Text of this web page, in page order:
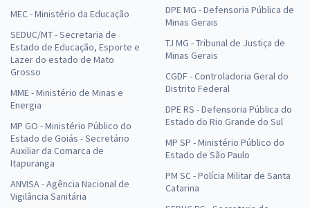
MEC - Ministério da Educação
SEDUC/MT - Secretaria de
Estado de Educação, Esporte e
Lazer do estado de Mato
Grosso
MME - Ministério de Minas e
Energia
MP GO - Ministério Público do
Estado de Goiás - Secretário
Auxiliar da Comarca de
Itapuranga
ANVISA - Agência Nacional de
Vigilância Sanitária
DPE MG - Defensoria Pública de
Minas Gerais
TJ MG - Tribunal de Justiça de
Minas Gerais
CGDF - Controladoria Geral do
Distrito Federal
DPE RS - Defensoria Pública do
Estado do Rio Grande do Sul
MP SP - Ministério Público do
Estado de São Paulo
PM SC - Polícia Militar de Santa
Catarina